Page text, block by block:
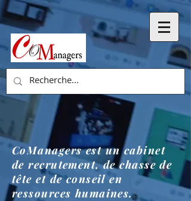
CoManagers est un cabinet
de recrutement, de chasse de
tête et de conseil en
ressources humaines.